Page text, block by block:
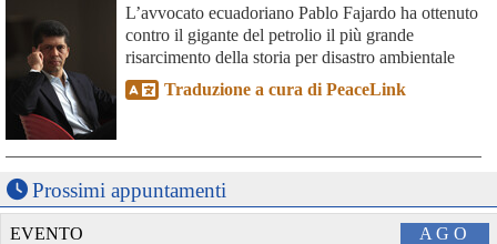
L’avvocato ecuadoriano Pablo Fajardo ha ottenuto
contro il gigante del petrolio il più grande
risarcimento della storia per disastro ambientale
Traduzione a cura di PeaceLink
Prossimi appuntamenti
AGO
EVENTO